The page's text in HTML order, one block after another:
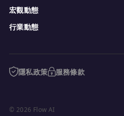
宏觀動態
行業動態
隱私政策 服務條款
© 2026 Flow AI